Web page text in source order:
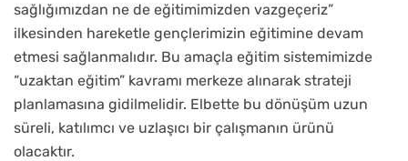
sağlığımızdan ne de eğitimimizden vazgeçeriz”
ilkesinden hareketle gençlerimizin eğitimine devam
etmesi sağlanmalıdır. Bu amaçla eğitim sistemimizde
“uzaktan eğitim” kavramı merkeze alınarak strateji
planlamasına gidilmelidir. Elbette bu dönüşüm uzun
süreli, katılımcı ve uzlaşıcı bir çalışmanın ürünü
olacaktır.